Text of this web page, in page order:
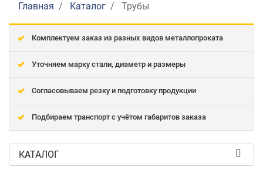
Главная Каталог Трубы
Комплектуем заказ из разных видов металлопроката
Уточняем марку стали, диаметр и размеры
Согласовываем резку и подготовку продукции
Подбираем транспорт с учётом габаритов заказа
КАТАЛОГ